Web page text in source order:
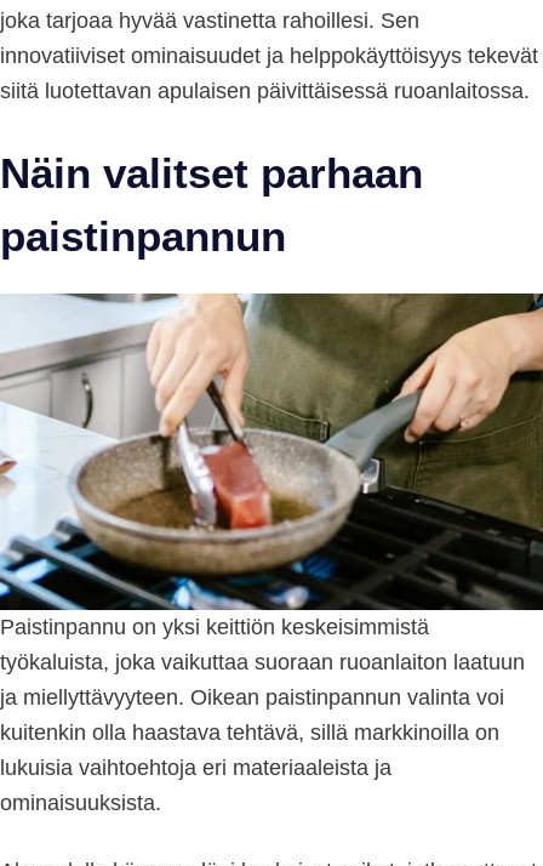
joka tarjoaa hyvää vastinetta rahoillesi. Sen
innovatiiviset ominaisuudet ja helppokäyttöisyys tekevät
siitä luotettavan apulaisen päivittäisessä ruoanlaitossa.
Näin valitset parhaan
paistinpannun
Paistinpannu on yksi keittiön keskeisimmistä
työkaluista, joka vaikuttaa suoraan ruoanlaiton laatuun
ja miellyttävyyteen. Oikean paistinpannun valinta voi
kuitenkin olla haastava tehtävä, sillä markkinoilla on
lukuisia vaihtoehtoja eri materiaaleista ja
ominaisuuksista.